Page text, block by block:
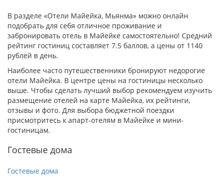
В разделе «Отели Майейка, Мьянма» можно онлайн
подобрать для себя отличное проживание и
забронировать отель в Майейке самостоятельно! Средний
рейтинг гостиниц составляет 7.5 баллов, а цены от 1140
рублей в день.
Наиболее часто путешественники бронируют недорогие
отели Майейка. В центре цены на гостиницы несколько
выше. Чтобы сделать лучший выбор рекомендуем изучить
размещение отелей на карте Майейка, их рейтинги,
отзывы и фото. Для выбора бюджетной поездки
присмотритесь к апарт-отелям в Майейке и мини-
гостиницам.
Гостевые дома
Гостевые дома